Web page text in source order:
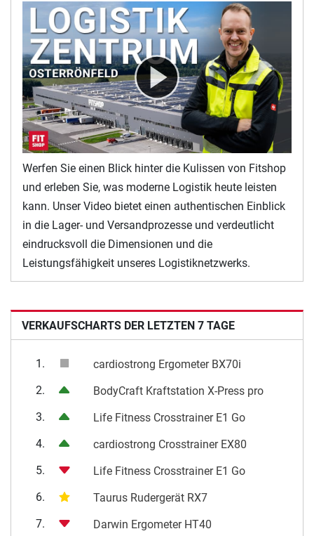
Werfen Sie einen Blick hinter die Kulissen von Fitshop
und erleben Sie, was moderne Logistik heute leisten
kann. Unser Video bietet einen authentischen Einblick
in die Lager- und Versandprozesse und verdeutlicht
eindrucksvoll die Dimensionen und die
Leistungsfähigkeit unseres Logistiknetzwerks.
VERKAUFSCHARTS DER LETZTEN 7 TAGE
1.
cardiostrong Ergometer BX70i
2.
BodyCraft Kraftstation X-Press pro
3.
Life Fitness Crosstrainer E1 Go
4.
cardiostrong Crosstrainer EX80
5.
Life Fitness Crosstrainer E1 Go
6.
Taurus Rudergerät RX7
7.
Darwin Ergometer HT40